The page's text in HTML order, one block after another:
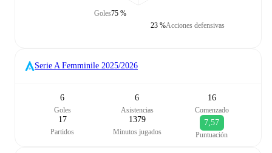
Goles75 %
Acciones defensivas
23 %
Serie A Femminile 2025/2026
6
Goles
6
Asistencias
16
Comenzado
17
Partidos
1379
Minutos jugados
7,57
Puntuación